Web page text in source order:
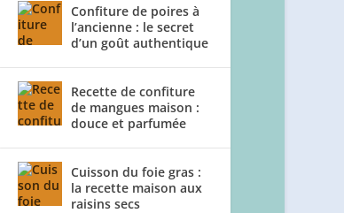
Confiture de poires à
l’ancienne : le secret
d’un goût authentique
Recette de confiture
de mangues maison :
douce et parfumée
Cuisson du foie gras :
la recette maison aux
raisins secs